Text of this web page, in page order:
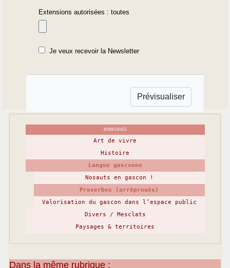
Extensions autorisées : toutes
Je veux recevoir la Newsletter
RUBRIQUES
Art de vivre
Histoire
Langue gasconne
Nosauts en gascon !
Proverbes (arréprouès)
Valorisation du gascon dans l’espace public
Divers / Mesclats
Paysages & territoires
Dans la même rubrique :